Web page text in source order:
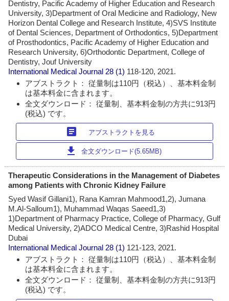
Dentistry, Pacific Academy of Higher Education and Research
University, 3)Department of Oral Medicine and Radiology, New
Horizon Dental College and Research Institute, 4)SVS Institute
of Dental Sciences, Department of Orthodontics, 5)Department
of Prosthodontics, Pacific Academy of Higher Education and
Research University, 6)Orthodontic Department, College of
Dentistry, Jouf University
International Medical Journal 28 (1) 118-120, 2021.
アブストラクト： 従量制は110円（税込）、基本料金制
は基本料金に含まれます。
全文ダウンロード： 従量制、基本料金制の方共に913円
(税込) です。
article アブストラクトを見る
download 全文ダウンロード(5.65MB)
Therapeutic Considerations in the Management of Diabetes
among Patients with Chronic Kidney Failure
Syed Wasif Gillani1), Rana Kamran Mahmood1,2), Jumana
M.Al-Salloum1), Muhammad Waqas Saeed1,3)
1)Department of Pharmacy Practice, College of Pharmacy, Gulf
Medical University, 2)ADCO Medical Centre, 3)Rashid Hospital
Dubai
International Medical Journal 28 (1) 121-123, 2021.
アブストラクト： 従量制は110円（税込）、基本料金制
は基本料金に含まれます。
全文ダウンロード： 従量制、基本料金制の方共に913円
(税込) です。